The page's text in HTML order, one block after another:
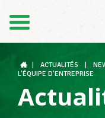
Le LCGB
ACTUALITÉS
L’ÉQUIPE D’ENTREPRISE